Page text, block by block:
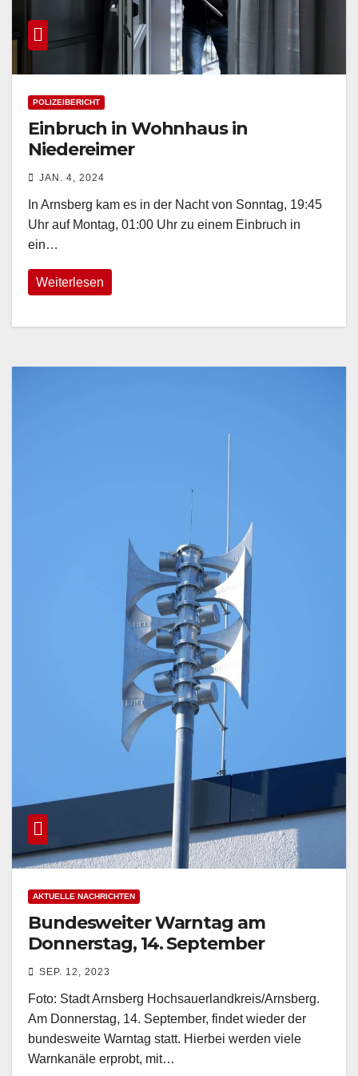
POLIZEIBERICHT
Einbruch in Wohnhaus in
Niedereimer
JAN. 4, 2024
In Arnsberg kam es in der Nacht von Sonntag, 19:45
Uhr auf Montag, 01:00 Uhr zu einem Einbruch in
ein…
Weiterlesen
AKTUELLE NACHRICHTEN
Bundesweiter Warntag am
Donnerstag, 14. September
SEP. 12, 2023
Foto: Stadt Arnsberg Hochsauerlandkreis/Arnsberg.
Am Donnerstag, 14. September, findet wieder der
bundesweite Warntag statt. Hierbei werden viele
Warnkanäle erprobt, mit…